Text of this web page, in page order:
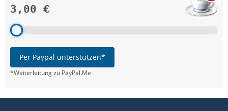
3,00 €
Per Paypal unterstützen*
*Weiterleitung zu PayPal.Me